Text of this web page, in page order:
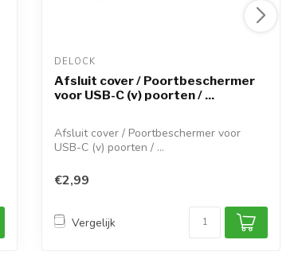
DELOCK
Afsluit cover / Poortbeschermer
voor USB-C (v) poorten / ...
Afsluit cover / Poortbeschermer voor
USB-C (v) poorten / ...
€2,99
Vergelijk